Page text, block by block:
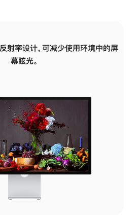
射率设计，可减少使用环境中的屏
幕眩光。